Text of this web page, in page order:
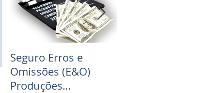
Seguro Erros e
Omissões (E&O)
Produções